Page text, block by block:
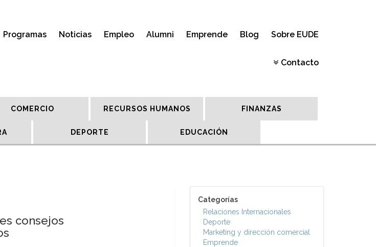
Programas Noticias Empleo Alumni Emprende Blog Sobre EUDE
Contacto
COMERCIO RECURSOS HUMANOS FINANZAS
DEPORTE EDUCACIÓN
consejos
Categorías
Relaciones Internacionales
Deporte
Marketing y dirección comercial
Emprende